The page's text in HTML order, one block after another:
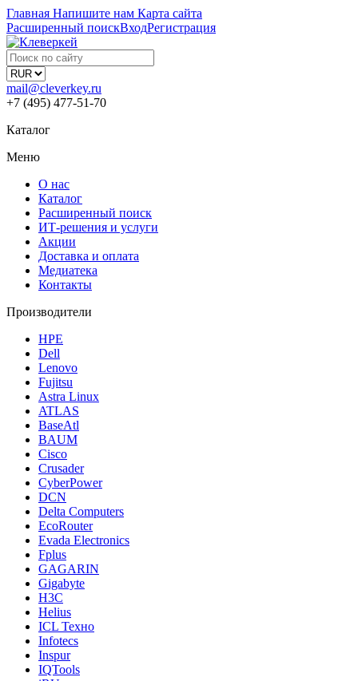
Главная Напишите нам Карта сайта
Расширенный поискВходРегистрация
mail@cleverkey.ru
+7 (495) 477-51-70
Каталог
Меню
О нас
Каталог
Расширенный поиск
ИТ-решения и услуги
Акции
Доставка и оплата
Медиатека
Контакты
Производители
HPE
Dell
Lenovo
Fujitsu
Astra Linux
ATLAS
BaseAtl
BAUM
Cisco
Crusader
CyberPower
DCN
Delta Computers
EcoRouter
Evada Electronics
Fplus
GAGARIN
Gigabyte
H3C
Helius
ICL Техно
Infotecs
Inspur
IQTools